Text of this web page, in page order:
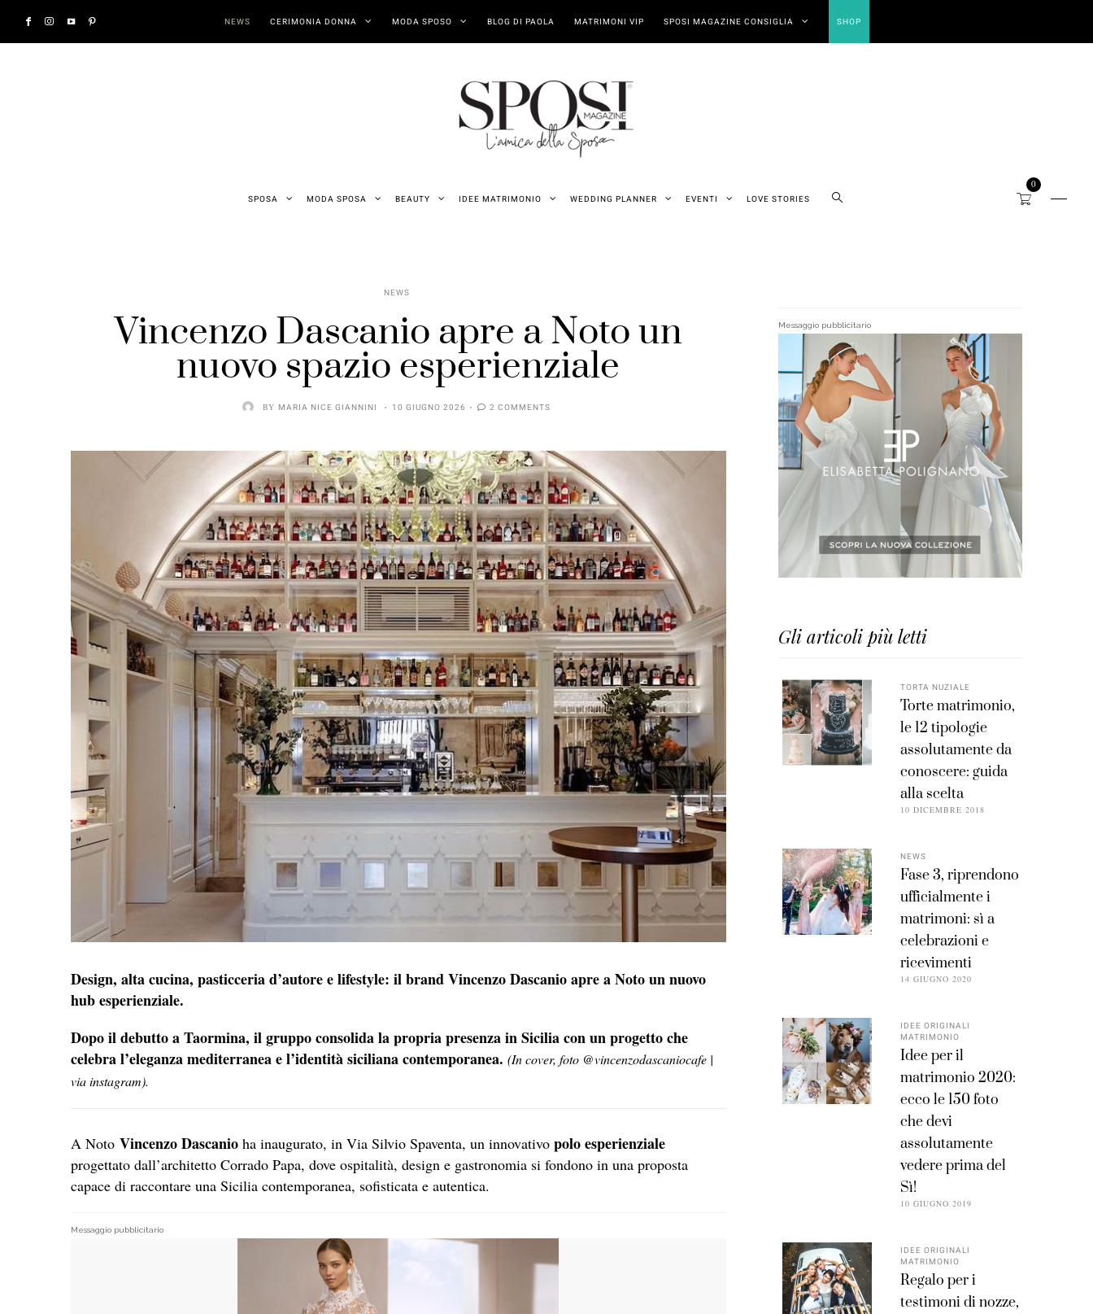
NEWS CERIMONIA DONNA MODA SPOSO BLOG DI PAOLA MATRIMONI VIP SPOSI MAGAZINE CONSIGLIA SHOP
SPOSA MODA SPOSA BEAUTY IDEE MATRIMONIO WEDDING PLANNER EVENTI LOVE STORIES
0
NEWS
Vincenzo Dascanio apre a Noto un
nuovo spazio esperienziale
BY MARIA NICE GIANNINI 10 GIUGNO 2026 2 COMMENTS
Design, alta cucina, pasticceria d’autore e lifestyle: il brand Vincenzo Dascanio apre a Noto un nuovo
hub esperienziale.
Dopo il debutto a Taormina, il gruppo consolida la propria presenza in Sicilia con un progetto che
celebra l’eleganza mediterranea e l’identità siciliana contemporanea. (In cover, foto @vincenzodascaniocafe |
via instagram).
A Noto Vincenzo Dascanio ha inaugurato, in Via Silvio Spaventa, un innovativo polo esperienziale
progettato dall’architetto Corrado Papa, dove ospitalità, design e gastronomia si fondono in una proposta
capace di raccontare una Sicilia contemporanea, sofisticata e autentica.
Messaggio pubblicitario
Messaggio pubblicitario
Gli articoli più letti
TORTA NUZIALE
Torte matrimonio,
le 12 tipologie
assolutamente da
conoscere: guida
alla scelta
10 DICEMBRE 2018
NEWS
Fase 3, riprendono
ufficialmente i
matrimoni: sì a
celebrazioni e
ricevimenti
14 GIUGNO 2020
IDEE ORIGINALI
MATRIMONIO
Idee per il
matrimonio 2020:
ecco le 150 foto
che devi
assolutamente
vedere prima del
Sì!
10 GIUGNO 2019
IDEE ORIGINALI
MATRIMONIO
Regalo per i
testimoni di nozze,